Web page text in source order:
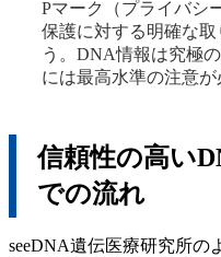
Pマーク（プライバシ
保護に対する明確な
う。DNA情報は究極
には最高水準の注意が
信頼性の高い
での流れ
seeDNA遺伝医療研究所の